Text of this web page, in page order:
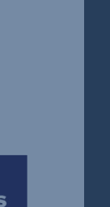
ugrik)
ugrik)